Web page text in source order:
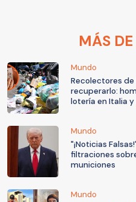
MÁS
Mundo
Recolectores
recuperarlo:
lotería en Italia
Mundo
"¡Noticias
filtraciones
municiones
Mundo